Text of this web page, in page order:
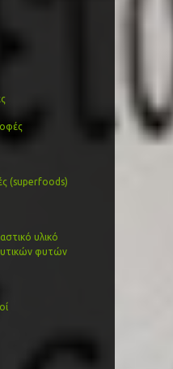
(superfoods)
υλικό
φυτών